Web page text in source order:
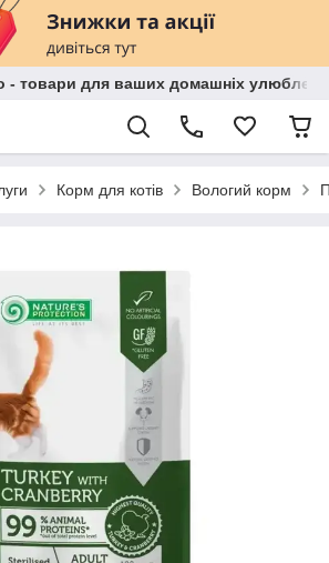
- товари для ваших домашніх
Корм для котів Вологий корм